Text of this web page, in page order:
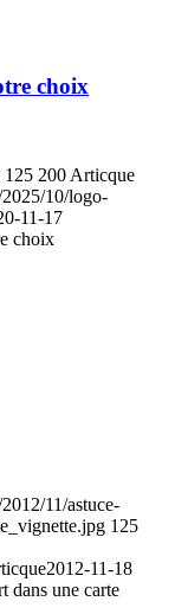
choix
125 200 Articque
10/logo-
11-17
choix
11/astuce-
125
2012-11-18
dans une carte